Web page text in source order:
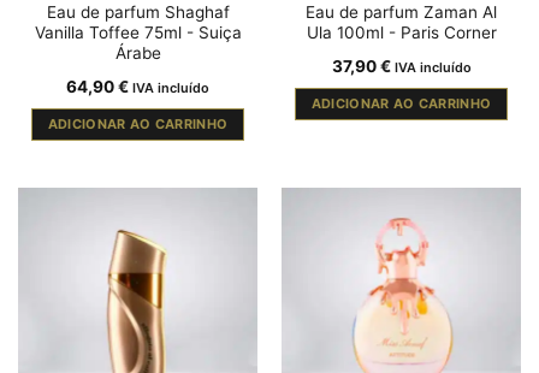
Eau de parfum Shaghaf
Vanilla Toffee 75ml - Suiça
Árabe
64,90€ IVA incluído
ADICIONAR AO CARRINHO
Eau de parfum Zaman Al
Ula 100ml - Paris Corner
37,90€ IVA incluído
ADICIONAR AO CARRINHO